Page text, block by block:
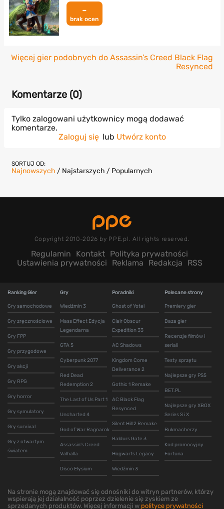
-
brak ocen
Więcej gier podobnych do Assassin’s Creed Black Flag
Resynced
Komentarze (0)
Tylko zalogowani użytkownicy mogą dodawać
komentarze.
Zaloguj się lub Utwórz konto
SORTUJ OD:
Najnowszych / Najstarszych / Popularnych
Copyright 2010-2026 by PPE.pl. All rights reserved.
Regulamin Kontakt Polityka prywatności
Ustawienia prywatności
Reklama Redakcja RSS
Ranking Gier
Gry samochodowe
Gry zręcznościowe
Gry FPP
Gry przygodowe
Gry akcji
Gry RPG
Gry horror
Gry symulatory
Gry survival
Gry z otwartym
światem
Gry
Wiedźmin 3
Mass Effect Edycja
Legendarna
GTA 5
Cyberpunk 2077
Red Dead
Redemption 2
The Last of Us Part 1
Uncharted 4
God of War Ragnarok
Assassin's Creed
Valhalla
Disco Elysium
Poradniki
Ghost of Yotei
Clair Obscur
Expedition 33
AC Shadows
Kingdom Come
Deliverance 2
Gothic 1 Remake
AC Black Flag
Resynced
Silent Hill 2 Remake
Baldurs Gate 3
Hogwarts Legacy
Wiedźmin 3
Polecane strony
Premiery gier
Baza gier
Recenzje filmów i
seriali
Testy sprzętu
Najlepsze gry PS5
BET.PL
Najlepsze gry XBOX
Series S i X
Bukmacherzy
Kod promocyjny
Fortuna
Na stronie mogą znajdować się odnośniki do witryn partnerów, którzy
wspierają jej działalność poprzez dzielenie się zyskiem ze
sprzedanych produktów. Więcej informacji w polityce prywatności